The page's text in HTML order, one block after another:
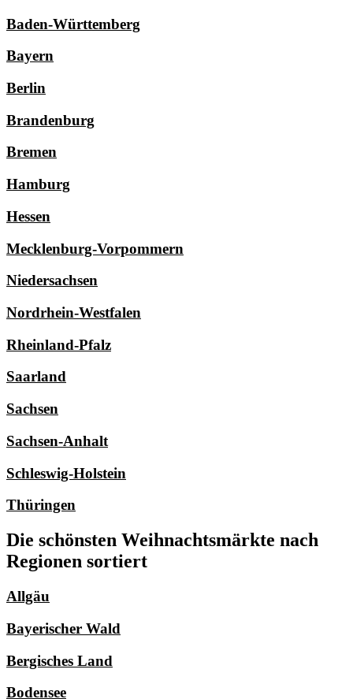
Baden-Württemberg
Bayern
Berlin
Brandenburg
Bremen
Hamburg
Hessen
Mecklenburg-Vorpommern
Niedersachsen
Nordrhein-Westfalen
Rheinland-Pfalz
Saarland
Sachsen
Sachsen-Anhalt
Schleswig-Holstein
Thüringen
Die schönsten Weihnachtsmärkte nach
Regionen sortiert
Allgäu
Bayerischer Wald
Bergisches Land
Bodensee